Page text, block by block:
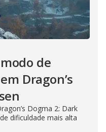
de
Dragon’s
Dogma 2: Dark
dificuldade mais alta